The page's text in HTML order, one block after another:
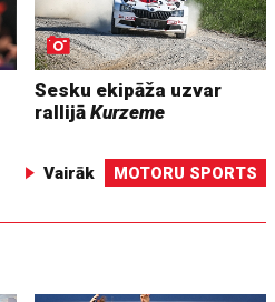
Sesku ekipāža uzvar
rallijāKurzeme
Vairāk MOTORU SPORTS